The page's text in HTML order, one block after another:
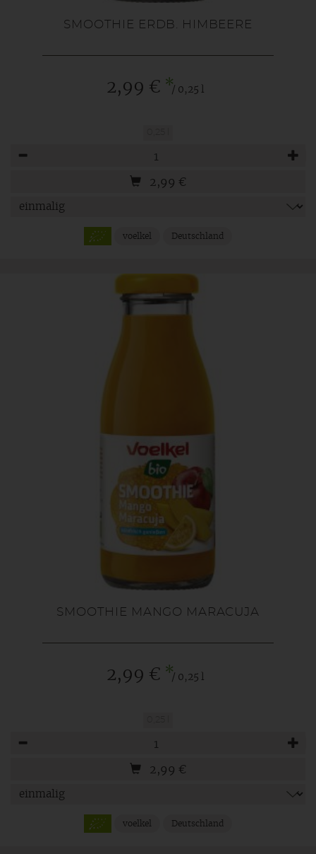
SMOOTHIE ERDB. HIMBEERE
2,99 € */ 0,25 l
2,99 €
voelkel Deutschland
SMOOTHIE MANGO MARACUJA
2,99 € */ 0,25 l
2,99 €
voelkel Deutschland